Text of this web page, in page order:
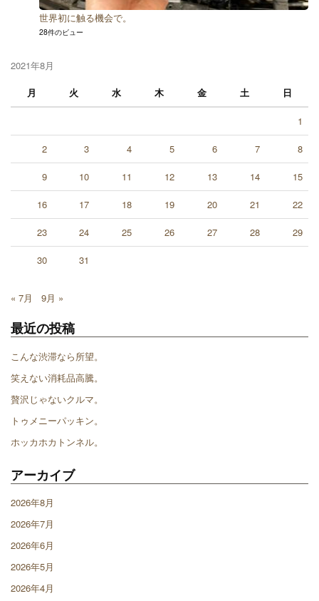
世界初に触る機会で。
28件のビュー
2021年8月
月
火 水 木 金 土 日
1
2 3 4 5 6 7 8
9 10 11 12 13 14 15
16 17 18 19 20 21 22
23 24 25 26 27 28 29
30 31
« 7月 9月 »
最近の投稿
こんな渋滞なら所望。
笑えない消耗品高騰。
贅沢じゃないクルマ。
トゥメニーパッキン。
ホッカホカトンネル。
アーカイブ
2026年8月
2026年7月
2026年6月
2026年5月
2026年4月